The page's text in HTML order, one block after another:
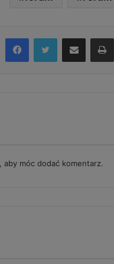
FacebookTwitter Udostępnij via e-mail
, aby móc dodać komentarz.